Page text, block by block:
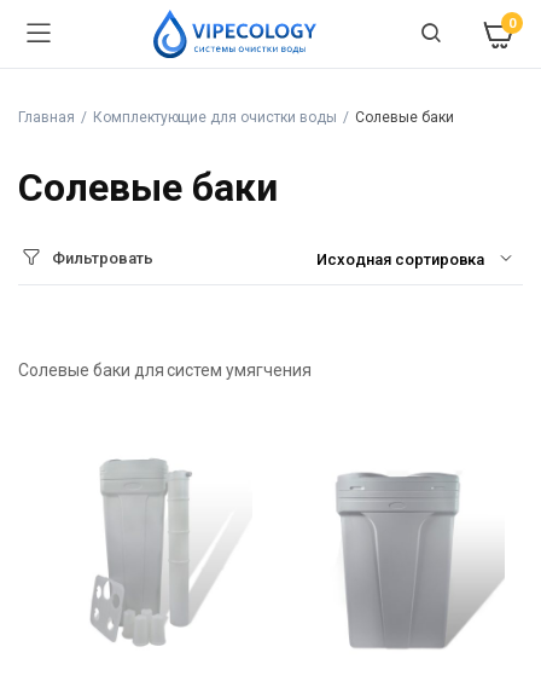
0
Главная Комплектующие для очистки воды Солевые баки
Солевые баки
Фильтровать
Солевые баки для систем умягчения